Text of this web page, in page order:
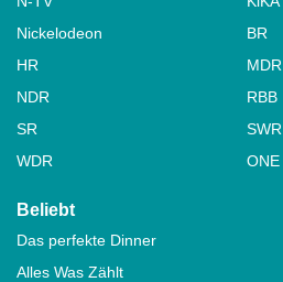
Nickelodeon
BR
HR
MDR
NDR
RBB
SR
SWR
WDR
ONE
Beliebt
Das perfekte Dinner
Alles Was Zählt